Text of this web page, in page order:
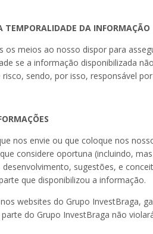
TEMPORALIDADE DA INFORMAÇÃO
os meios ao nosso dispor para
se a informação disponibilizada
sendo, por isso, responsável
nos envie ou que coloque nos
considere oportuna (incluindo,
sugestões, e
que disponibilizou a informação.
websites do Grupo InvestBraga,
do Grupo InvestBraga não